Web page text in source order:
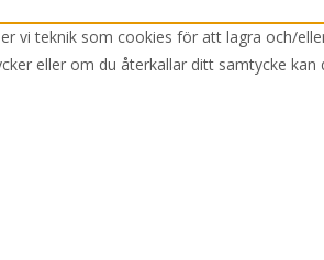
vi teknik som cookies för att lagra och/
eller om du återkallar ditt samtycke